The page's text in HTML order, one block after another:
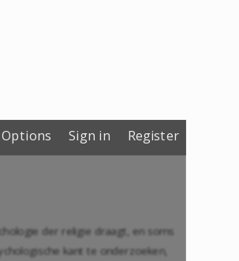
Options Sign in Register
der religie draagt, en soms
kant te onderzoeken,